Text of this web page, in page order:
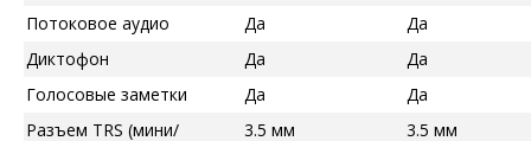
Потоковое аудио
Да
Да
Диктофон
Да
Да
Голосовые заметки
Да
Да
Разъем TRS (мини/
3.5 мм 3.5 мм